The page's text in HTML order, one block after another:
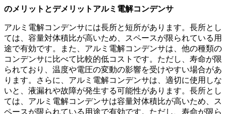
のメリットとデメリット アルミ電解コンデンサ
アルミ電解コンデンサには長所と短所があります。長所とし
ては、容量対体積比が高いため、スペースが限られている用
途で有効です。また、アルミ電解コンデンサは、他の種類の
コンデンサに比べて比較的低コストです。ただし、寿命が限
られており、温度や電圧の変動の影響を受けやすい場合があ
ります。さらに、アルミ電解コンデンサは、適切に使用しな
いと、液漏れや故障が発生する可能性があります。長所とし
ては、アルミ電解コンデンサは容量対体積比が高いため、ス
ペースが限られている用途で有効です。ただし、寿命が限ら